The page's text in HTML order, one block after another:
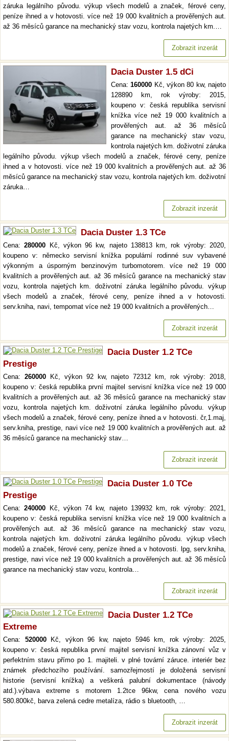
záruka legálního původu. výkup všech modelů a značek, férové ceny,
peníze ihned a v hotovosti. více než 19 000 kvalitních a prověřených aut.
až 36 měsíců garance na mechanický stav vozu, kontrola najetých km.…
Zobrazit inzerát
Dacia Duster 1.5 dCi
Cena:160000 Kč, výkon 80 kw, najeto
128890 km, rok výroby: 2015,
koupeno v: česká republika servisní
knížka více než 19 000 kvalitních a
prověřených aut. až 36 měsíců
garance na mechanický stav vozu,
kontrola najetých km. doživotní záruka
legálního původu. výkup všech modelů a značek, férové ceny, peníze
ihned a v hotovosti. více než 19 000 kvalitních a prověřených aut. až 36
měsíců garance na mechanický stav vozu, kontrola najetých km. doživotní
záruka…
Zobrazit inzerát
Dacia Duster 1.3 TCe
Cena:280000 Kč, výkon 96 kw, najeto 138813 km, rok výroby: 2020,
koupeno v: německo servisní knížka populární rodinné suv vybavené
výkonným a úsporným benzinovým turbomotorem. více než 19 000
kvalitních a prověřených aut. až 36 měsíců garance na mechanický stav
vozu, kontrola najetých km. doživotní záruka legálního původu. výkup
všech modelů a značek, férové ceny, peníze ihned a v hotovosti.
serv.kniha, navi, tempomat více než 19 000 kvalitních a prověřených…
Zobrazit inzerát
Dacia Duster 1.2 TCe
Prestige
Cena: 260000Kč, výkon 92 kw, najeto 72312 km, rok výroby: 2018,
koupeno v: česká republika první majitel servisní knížka více než 19 000
kvalitních a prověřených aut. až 36 měsíců garance na mechanický stav
vozu, kontrola najetých km. doživotní záruka legálního původu. výkup
všech modelů a značek, férové ceny, peníze ihned a v hotovosti. čr,1.maj,
serv.kniha, prestige, navi více než 19 000 kvalitních a prověřených aut. až
36 měsíců garance na mechanický stav…
Zobrazit inzerát
Dacia Duster 1.0 TCe
Prestige
Cena:240000 Kč, výkon 74 kw, najeto 139932 km, rok výroby: 2021,
koupeno v: česká republika servisní knížka více než 19 000 kvalitních a
prověřených aut. až 36 měsíců garance na mechanický stav vozu,
kontrola najetých km. doživotní záruka legálního původu. výkup všech
modelů a značek, férové ceny, peníze ihned a v hotovosti. lpg, serv.kniha,
prestige, navi více než 19 000 kvalitních a prověřených aut. až 36 měsíců
garance na mechanický stav vozu, kontrola…
Zobrazit inzerát
Dacia Duster 1.2 TCe
Extreme
Cena: 520000Kč, výkon 96 kw, najeto 5946 km, rok výroby: 2025,
koupeno v: česká republika první majitel servisní knížka zánovní vůz v
perfektním stavu přímo po 1. majiteli. v plné tovární záruce. interiér bez
známek předchozího používání. samozřejmostí je doložená servisní
historie (servisní knížka) a veškerá palubní dokumentace (návody
atd.).výbava extreme s motorem 1.2tce 96kw, cena nového vozu
580.800kč, barva zelená cedre metalíza, rádio s bluetooth, …
Zobrazit inzerát